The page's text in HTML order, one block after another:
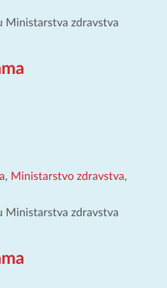
Ministarstva zdravstva
, Ministarstvo zdravstva,
Ministarstva zdravstva